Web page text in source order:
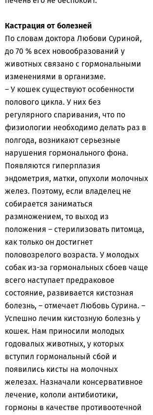
Кастрация от болезней
По словам доктора Любови Суриной,
до 70 % всех новообразований у
животных связано с гормональными
изменениями в организме.
– У кошек существуют особенности
полового цикла. У них без
регулярного спаривания, что по
физиологии необходимо делать раз в
полгода, возникают серьезные
нарушения гормонального фона.
Появляются гиперплазия
эндометрия, матки, опухоли молочных
желез. Поэтому, если владелец не
собирается заниматься
размножением, то выход из
положения – стерилизовать питомца,
как только он достигнет
половозрелого возраста. У молодых
собак из-за гормональных сбоев чаще
всего наступает предраковое
состояние, развивается кистозная
болезнь, – отмечает Любовь Сурина. –
Успешно лечим кистозную болезнь у
кошек. Нам приносили молодых
годовалых животных, у которых
вступил гормональный сбой и
появились кисты на молочных
железах. Назначали консервативное
лечение, кололи антибиотики,
гормоны в качестве противоотечной